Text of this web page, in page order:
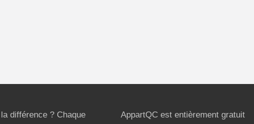
différence ? Chaque
AppartQC est entièrement gratuit